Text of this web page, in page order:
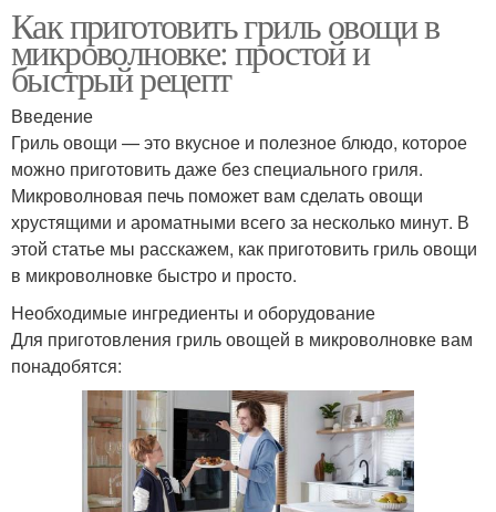
Как приготовить гриль овощи в
микроволновке: простой и
быстрый рецепт
Введение
Гриль овощи — это вкусное и полезное блюдо, которое
можно приготовить даже без специального гриля.
Микроволновая печь поможет вам сделать овощи
хрустящими и ароматными всего за несколько минут. В
этой статье мы расскажем, как приготовить гриль овощи
в микроволновке быстро и просто.
Необходимые ингредиенты и оборудование
Для приготовления гриль овощей в микроволновке вам
понадобятся: